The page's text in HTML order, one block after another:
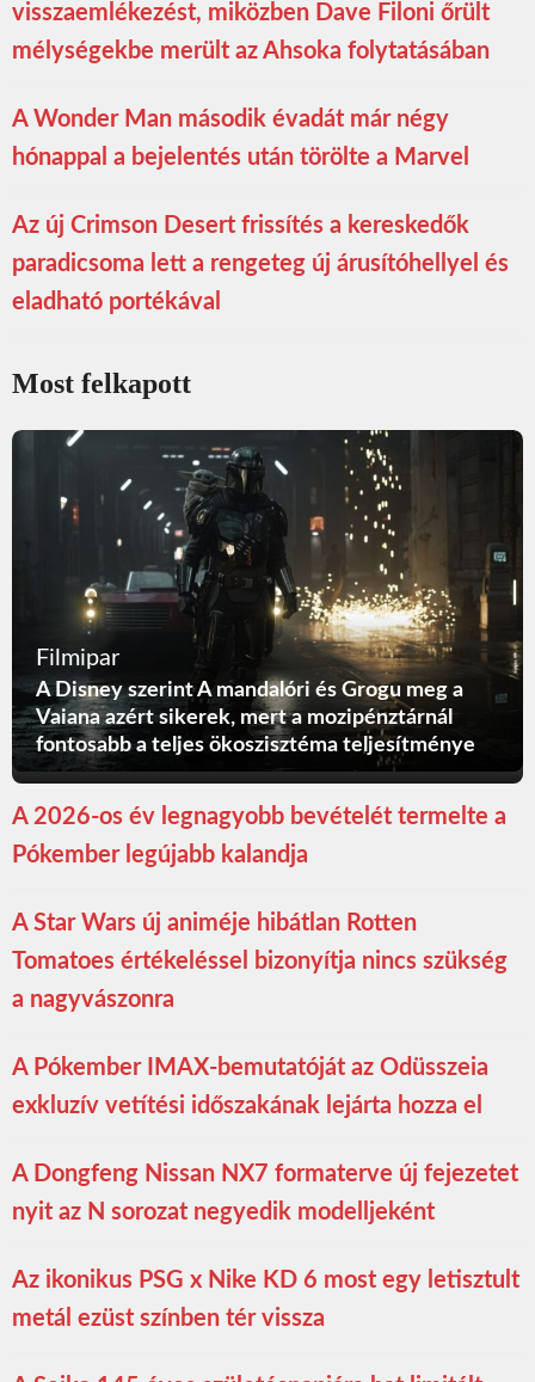
visszaemlékezést, miközben Dave Filoni őrült
mélységekbe merült az Ahsoka folytatásában
A Wonder Man második évadát már négy
hónappal a bejelentés után törölte a Marvel
Az új Crimson Desert frissítés a kereskedők
paradicsoma lett a rengeteg új árusítóhellyel és
eladható portékával
Most felkapott
Filmipar
A Disney szerint A mandalóri és Grogu meg a
Vaiana azért sikerek, mert a mozipénztárnál
fontosabb a teljes ökoszisztéma teljesítménye
A 2026-os év legnagyobb bevételét termelte a
Pókember legújabb kalandja
A Star Wars új animéje hibátlan Rotten
Tomatoes értékeléssel bizonyítja nincs szükség
a nagyvászonra
A Pókember IMAX-bemutatóját az Odüsszeia
exkluzív vetítési időszakának lejárta hozza el
A Dongfeng Nissan NX7 formaterve új fejezetet
nyit az N sorozat negyedik modelljeként
Az ikonikus PSG x Nike KD 6 most egy letisztult
metál ezüst színben tér vissza